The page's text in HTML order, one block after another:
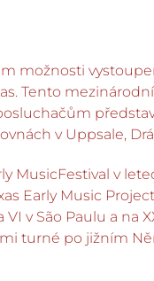
možnosti
Tento
v Uppsale,
v letech
Early Music
v São Paulu a na
turné po jižním